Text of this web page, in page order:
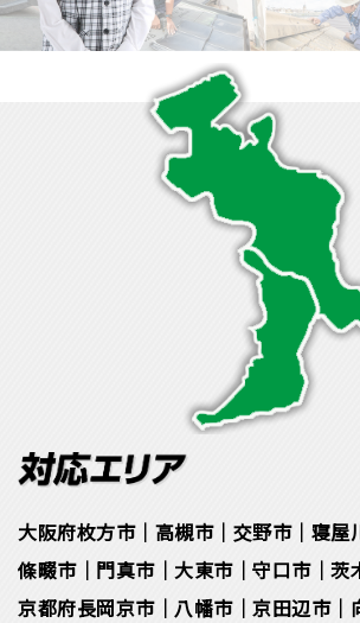
大阪府枚方市｜高槻市｜交野市｜寝屋
條畷市｜門真市｜大東市｜守口市｜茨
京都府長岡京市｜八幡市｜京田辺市｜